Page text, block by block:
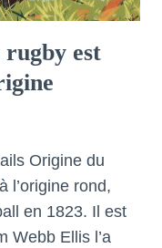
est
Origine du
l’origine rond,
en 1823. Il est
Webb Ellis l’a